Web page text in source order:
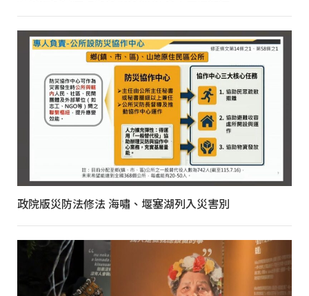
政院版災防法修法 海嘯、堰塞湖列入災害別